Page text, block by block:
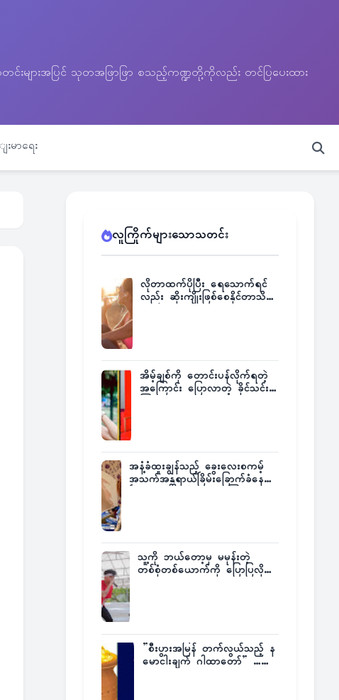
ာသတင်းများအပြင် သုတအဖြာဖြာ စသည့်ကဏ္ဍတို့ကိုလည်း တင်ပြပေးထား
းမာရေး
လူကြိုက်များသောသတင်း
လိုတာထက်ပိုပြီး ရေသောက်ရင်
လည်း ဆိုးကျိုးဖြစ်စေနိုင်တာသိရဲ့
အိမ့်ချစ်ကို တောင်းပန်လိုက်ရတဲ့
အကြောင်း ပြောလာတဲ့ ခိုင်သင်း
အနံ့ခံထူးချွန်သည့် ခွေးလေးစကမ့်
အသက်အန္တရာယ်ခြိမ်းခြောက်ခံနေရ
သူ့ကို ဘယ်တော့မှ မမုန်းတဲ့
တစ်စုံတစ်ယောက်ကို ပြောပြလိုက်
”စီးပွားအမြန် တက်လွယ်သည့် န
မောငါးချက် ဂါထာတော်” ……